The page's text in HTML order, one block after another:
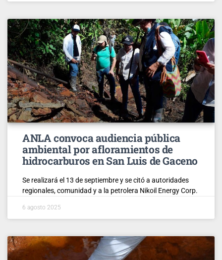
ANLA convoca audiencia pública
ambiental por afloramientos de
hidrocarburos en San Luis de Gaceno
Se realizará el 13 de septiembre y se citó a autoridades
regionales, comunidad y a la petrolera Nikoil Energy Corp.
6 agosto 2025